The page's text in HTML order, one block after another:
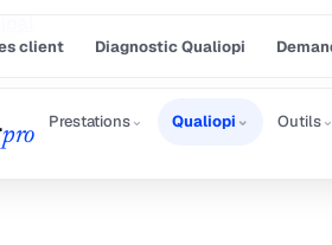
client Diagnostic Qualiopi
pro
Prestations⌄ Qualiopi ⌄ Outils